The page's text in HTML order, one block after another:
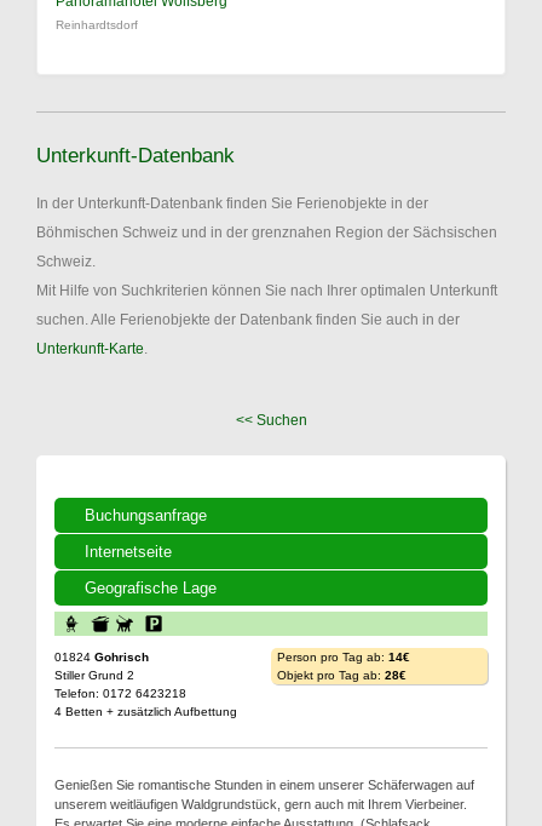
Reinhardtsdorf
Unterkunft-Datenbank
In der Unterkunft-Datenbank finden Sie Ferienobjekte in der
Böhmischen Schweiz und in der grenznahen Region der Sächsischen
Schweiz.
Mit Hilfe von Suchkriterien können Sie nach Ihrer optimalen Unterkunft
suchen. Alle Ferienobjekte der Datenbank finden Sie auch in der
Unterkunft-Karte
<< Suchen
Buchungsanfrage
Internetseite
Geografische Lage
01824 Gohrisch
Stiller Grund 2
Telefon: 0172 6423218
4 Betten + zusätzlich Aufbettung
Person pro Tag ab: 14€
Objekt pro Tag ab: 28€
Genießen Sie romantische Stunden in einem unserer Schäferwagen auf
unserem weitläufigen Waldgrundstück, gern auch mit Ihrem Vierbeiner.